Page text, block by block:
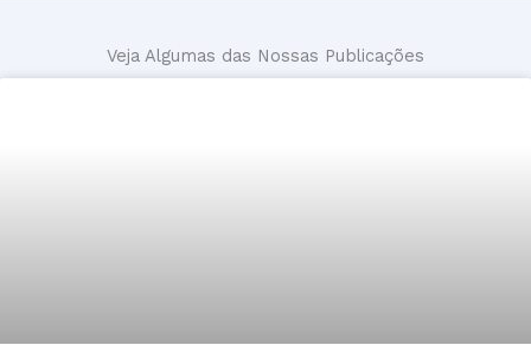
Veja Algumas das Nossas Publicações